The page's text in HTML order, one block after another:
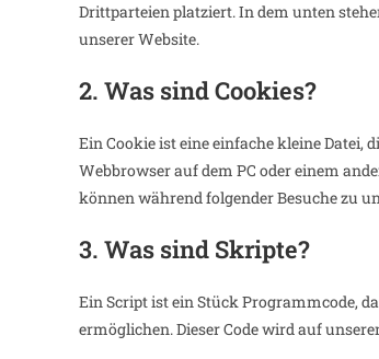
Drittparteien platziert. In dem unten
unserer Website.
2. Was sind Cookies?
Ein Cookie ist eine einfache kleine Datei,
Webbrowser auf dem PC oder einem
können während folgender Besuche zu
3. Was sind Skripte?
Ein Script ist ein Stück Programmcode,
ermöglichen. Dieser Code wird auf